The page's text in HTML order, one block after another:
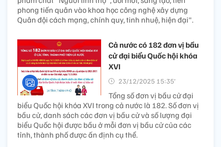
phong tiến quân vào khoa học công nghệ xây dựng
Quân đội cách mạng, chính quy, tinh nhuệ, hiện đại".
Cả nước có 182 đơn vị bầu
cử đại biểu Quốc hội khóa
XVI
23/12/2025 15:35’
Tổng số đơn vị bầu cử đại
biểu Quốc hội khóa XVI trong cả nước là 182. Số đơn vị
bầu cử, danh sách các đơn vị bầu cử và số lượng đại
biểu Quốc hội được bầu ở mỗi đơn vị bầu cử của các
tỉnh, thành phố được ấn định cụ thể.